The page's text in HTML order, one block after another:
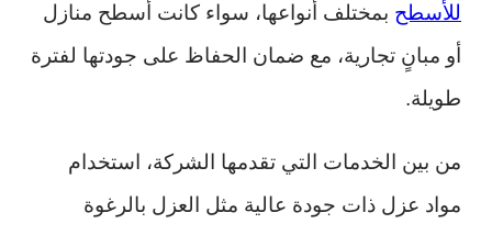
للأسطح بمختلف أنواعها، سواء كانت أسطح منازل
أو مبانٍ تجارية، مع ضمان الحفاظ على جودتها لفترة
طويلة.
من بين الخدمات التي تقدمها الشركة، استخدام
مواد عزل ذات جودة عالية مثل العزل بالرغوة